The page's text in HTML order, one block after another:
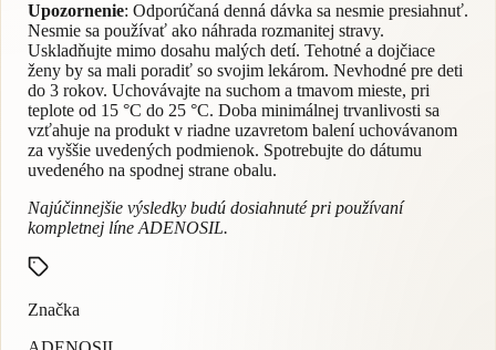
Upozornenie: Odporúčaná denná dávka sa nesmie presiahnuť.
Nesmie sa používať ako náhrada rozmanitej stravy.
Uskladňujte mimo dosahu malých detí. Tehotné a dojčiace
ženy by sa mali poradiť so svojim lekárom. Nevhodné pre deti
do 3 rokov. Uchovávajte na suchom a tmavom mieste, pri
teplote od 15 °C do 25 °C. Doba minimálnej trvanlivosti sa
vzťahuje na produkt v riadne uzavretom balení uchovávanom
za vyššie uvedených podmienok. Spotrebujte do dátumu
uvedeného na spodnej strane obalu.
Najúčinnejšie výsledky budú dosiahnuté pri používaní
kompletnej líne ADENOSIL.
Značka